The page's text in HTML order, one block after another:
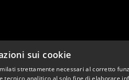
sui cookie
strettamente necessari al corretto
tecnico analitico al solo fine di elaborare